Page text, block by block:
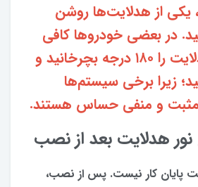
یکی از هدلایت‌ها روشن
در بعضی خودروها کافی
است سوکت هدلایت را ۱۸۰ درجه بچرخانید و
زیرا برخی سیستم‌ها
و منفی حساس هستند.
هدلایت بعد از نصب
کار نیست. پس از نصب،